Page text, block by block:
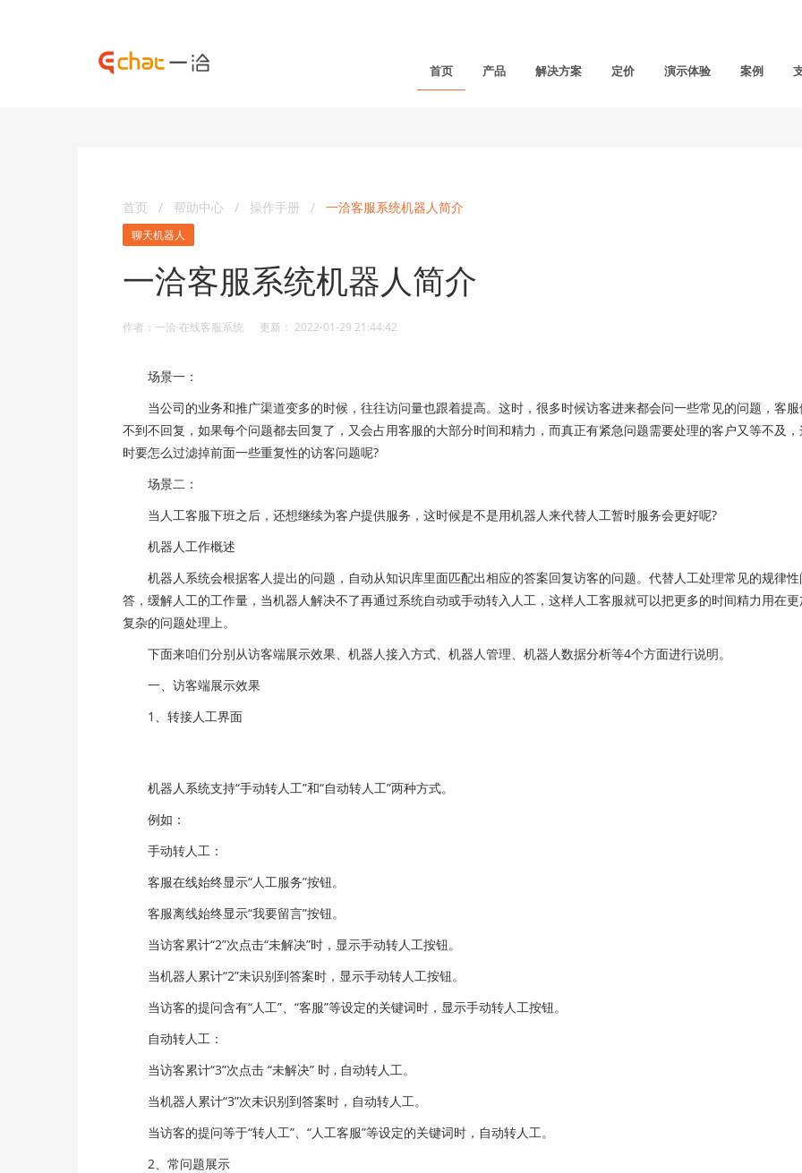
首页 产品 解决方案 定价 演示体验 案例
首页 / 帮助中心 / 操作手册 / 一洽客服系统机器人简介
聊天机器人
一洽客服系统机器人简介
作者：一洽·在线客服系统 更新： 2022-01-29 21:44:42
场景一：
当公司的业务和推广渠道变多的时候，往往访问量也跟着提高。这时，很多时候访客进来都会问一些常见的问题，客服
不到不回复，如果每个问题都去回复了，又会占用客服的大部分时间和精力，而真正有紧急问题需要处理的客户又等不及
时要怎么过滤掉前面一些重复性的访客问题呢?
场景二：
当人工客服下班之后，还想继续为客户提供服务，这时候是不是用机器人来代替人工暂时服务会更好呢?
机器人工作概述
机器人系统会根据客人提出的问题，自动从知识库里面匹配出相应的答案回复访客的问题。代替人工处理常见的规律性
答，缓解人工的工作量，当机器人解决不了再通过系统自动或手动转入人工，这样人工客服就可以把更多的时间精力用在
复杂的问题处理上。
下面来咱们分别从访客端展示效果、机器人接入方式、机器人管理、机器人数据分析等4个方面进行说明。
一、访客端展示效果
1、转接人工界面
机器人系统支持“手动转人工”和“自动转人工”两种方式。
例如：
手动转人工：
客服在线始终显示“人工服务”按钮。
客服离线始终显示“我要留言”按钮。
当访客累计“2”次点击“未解决”时，显示手动转人工按钮。
当机器人累计“2”未识别到答案时，显示手动转人工按钮。
当访客的提问含有“人工”、“客服”等设定的关键词时，显示手动转人工按钮。
自动转人工：
当访客累计“3”次点击 “未解决” 时 , 自动转人工。
当机器人累计“3”次未识别到答案时，自动转人工。
当访客的提问等于“转人工”、“人工客服”等设定的关键词时，自动转人工。
2、常问题展示